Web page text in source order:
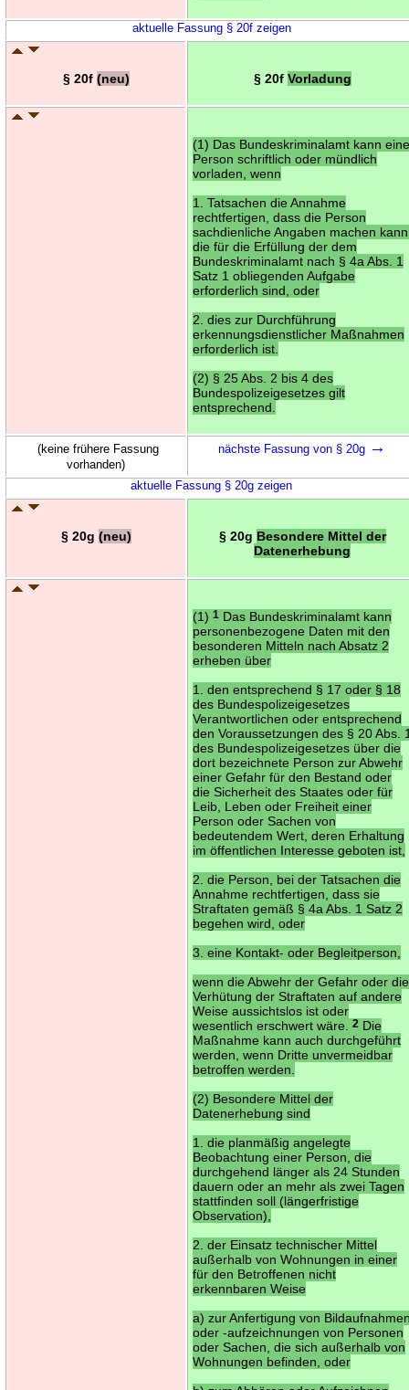
aktuelle Fassung § 20f zeigen
§ 20f (neu) § 20f Vorladung
(1) Das Bundeskriminalamt kann
Person schriftlich oder mündlich
vorladen, wenn
1. Tatsachen die Annahme
rechtfertigen, dass die Person
sachdienliche Angaben machen
die für die Erfüllung der dem
Bundeskriminalamt nach § 4a Abs. 1
Satz 1 obliegenden Aufgabe
erforderlich sind, oder
2. dies zur Durchführung
erkennungsdienstlicher Maßnahmen
erforderlich ist.
(2) § 25 Abs. 2 bis 4 des
Bundespolizeigesetzes gilt
entsprechend.
(keine frühere Fassung
vorhanden)
nächste Fassung von § 20g →
aktuelle Fassung § 20g zeigen
§ 20g (neu) § 20g Besondere Mittel der
Datenerhebung
(1)1 Das Bundeskriminalamt kann
personenbezogene Daten mit den
besonderen Mitteln nach Absatz 2
erheben über
1. den entsprechend § 17 oder § 18
des Bundespolizeigesetzes
Verantwortlichen oder entsprechend
den Voraussetzungen des § 20 Abs.
des Bundespolizeigesetzes über die
dort bezeichnete Person zur Abwehr
einer Gefahr für den Bestand oder
die Sicherheit des Staates oder für
Leib, Leben oder Freiheit einer
Person oder Sachen von
bedeutendem Wert, deren Erhaltung
im öffentlichen Interesse geboten ist,
2. die Person, bei der Tatsachen die
Annahme rechtfertigen, dass sie
Straftaten gemäß § 4a Abs. 1 Satz 2
begehen wird, oder
3. eine Kontakt- oder Begleitperson,
wenn die Abwehr der Gefahr oder die
Verhütung der Straftaten auf andere
Weise aussichtslos ist oder
wesentlich erschwert wäre.2 Die
Maßnahme kann auch durchgeführt
werden, wenn Dritte unvermeidbar
betroffen werden.
(2) Besondere Mittel der
Datenerhebung sind
1. die planmäßig angelegte
Beobachtung einer Person, die
durchgehend länger als 24 Stunden
dauern oder an mehr als zwei Tagen
stattfinden soll (längerfristige
Observation),
2. der Einsatz technischer Mittel
außerhalb von Wohnungen in einer
für den Betroffenen nicht
erkennbaren Weise
a) zur Anfertigung von
oder -aufzeichnungen von Personen
oder Sachen, die sich außerhalb von
Wohnungen befinden, oder